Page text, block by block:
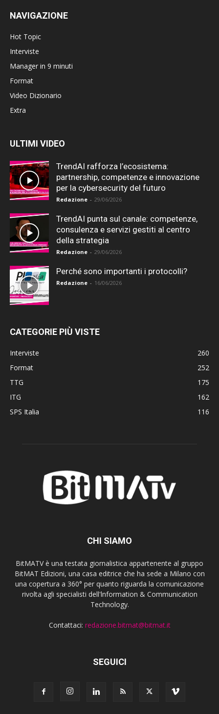
NAVIGAZIONE
Hot Topic
Interviste
Manager in 9 minuti
Format
Video Dizionario
Extra
ULTIMI VIDEO
TrendAI rafforza l’ecosistema:
partnership, competenze e innovazione
per la cybersecurity del futuro
Redazione - 29/06/2026
TrendAI punta sul canale: competenze,
consulenza e servizi gestiti al centro
della strategia
Redazione - 29/06/2026
Perché sono importanti i protocolli?
Redazione - 16/06/2026
CATEGORIE PIÙ VISTE
Interviste
260
Format
252
TTG
175
ITG
162
SPS Italia
116
CHI SIAMO
BitMATV è una testata giornalistica appartenente al gruppo
BitMAT Edizioni, una casa editrice che ha sede a Milano con
una copertura a 360° per quanto riguarda la comunicazione
rivolta agli specialisti dell'lnformation & Communication
Technology.
Contattaci: redazione.bitmat@bitmat.it
SEGUICI